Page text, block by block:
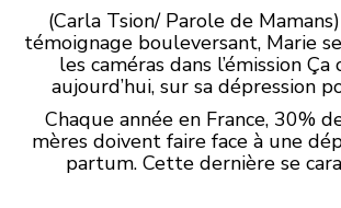
(Carla Tsion/ Parole de
témoignage bouleversant, Marie
les caméras dans l’émission Ça
aujourd’hui, sur sa dépression
Chaque année en France, 30%
mères doivent faire face à une
partum. Cette dernière se